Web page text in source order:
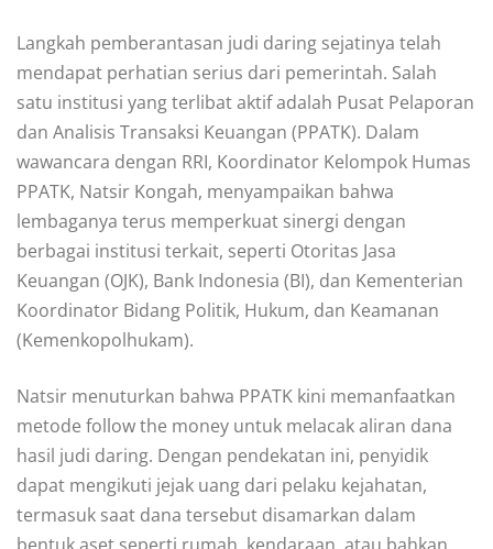
Langkah pemberantasan judi daring sejatinya telah
mendapat perhatian serius dari pemerintah. Salah
satu institusi yang terlibat aktif adalah Pusat Pelaporan
dan Analisis Transaksi Keuangan (PPATK). Dalam
wawancara dengan RRI, Koordinator Kelompok Humas
PPATK, Natsir Kongah, menyampaikan bahwa
lembaganya terus memperkuat sinergi dengan
berbagai institusi terkait, seperti Otoritas Jasa
Keuangan (OJK), Bank Indonesia (BI), dan Kementerian
Koordinator Bidang Politik, Hukum, dan Keamanan
(Kemenkopolhukam).
Natsir menuturkan bahwa PPATK kini memanfaatkan
metode follow the money untuk melacak aliran dana
hasil judi daring. Dengan pendekatan ini, penyidik
dapat mengikuti jejak uang dari pelaku kejahatan,
termasuk saat dana tersebut disamarkan dalam